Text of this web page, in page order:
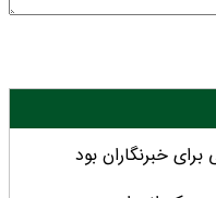
خبرنگاران بود